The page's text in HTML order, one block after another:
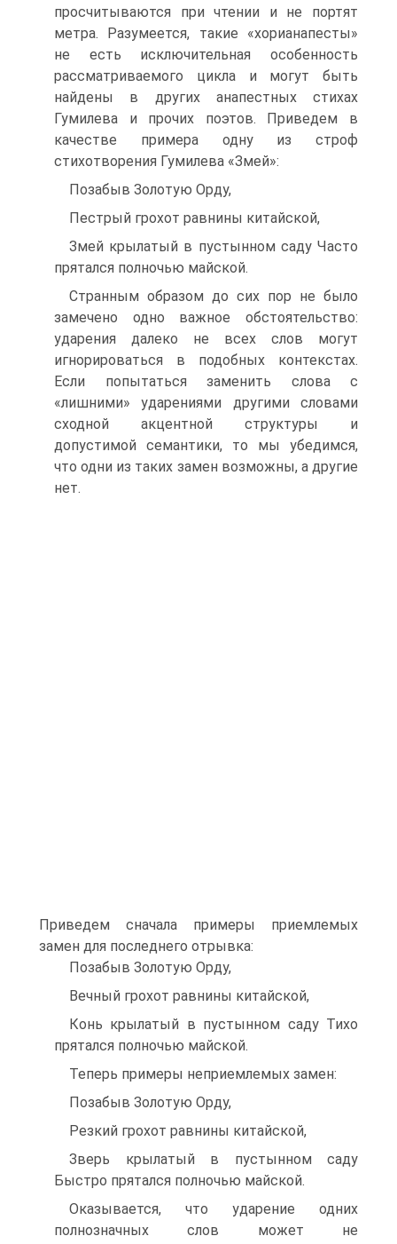
просчитываются при чтении и не портят
метра. Разумеется, такие «хорианапесты»
не есть исключительная особенность
рассматриваемого цикла и могут быть
найдены в других анапестных стихах
Гумилева и прочих поэтов. Приведем в
качестве примера одну из строф
стихотворения Гумилева «Змей»:
Позабыв Золотую Орду,
Пестрый грохот равнины китайской,
Змей крылатый в пустынном саду Часто
прятался полночью майской.
Странным образом до сих пор не было
замечено одно важное обстоятельство:
ударения далеко не всех слов могут
игнорироваться в подобных контекстах.
Если попытаться заменить слова с
«лишними» ударениями другими словами
сходной акцентной структуры и
допустимой семантики, то мы убедимся,
что одни из таких замен возможны, а другие
нет.
Приведем сначала примеры приемлемых
замен для последнего отрывка:
Позабыв Золотую Орду,
Вечный грохот равнины китайской,
Конь крылатый в пустынном саду Тихо
прятался полночью майской.
Теперь примеры неприемлемых замен:
Позабыв Золотую Орду,
Резкий грохот равнины китайской,
Зверь крылатый в пустынном саду
Быстро прятался полночью майской.
Оказывается, что ударение одних
полнозначных слов может не